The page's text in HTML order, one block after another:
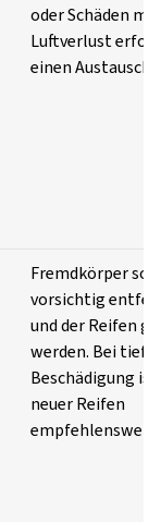
oder Schäden mit
Luftverlust
einen Austausch.
Fremdkörper
vorsichtig
und der Reifen
werden. Bei tiefer
Beschädigung
neuer Reifen
empfehlenswert.